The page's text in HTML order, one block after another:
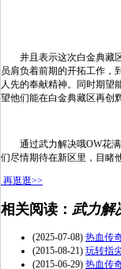
并且表示这次白金典藏区
员肩负着前期的开拓工作，
人先的奉献精神。同时期望
望他们能在白金典藏区再创
通过武力解决哦OW花满
们尽情期待在新区里，目睹
再逛逛>>
相关阅读： 武力解
(2025-07-08) 热血传
(2015-08-21) 玩转指
(2015-06-29) 热血传